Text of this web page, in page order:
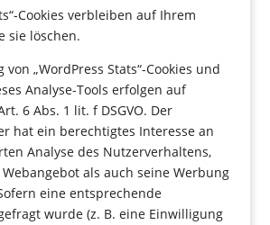
Cookies verbleiben auf Ihrem
sie löschen.
von „WordPress Stats“-Cookies und
Analyse-Tools erfolgen auf
6 Abs. 1 lit. f DSGVO. Der
hat ein berechtigtes Interesse an
Analyse des Nutzerverhaltens,
als auch seine Werbung
eine entsprechende
wurde (z. B. eine Einwilligung